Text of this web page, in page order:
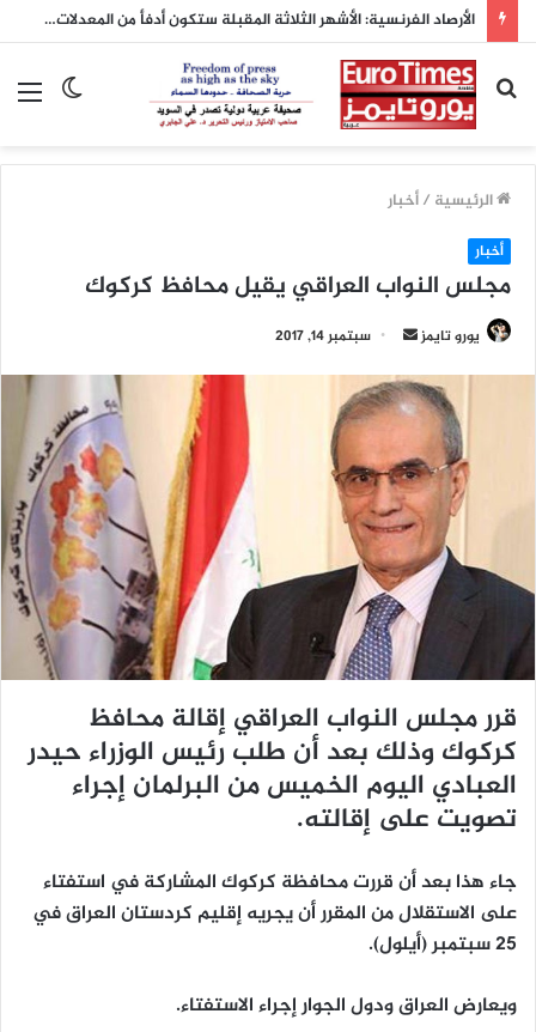
الأرصاد الفرنسية: الأشهر الثلاثة المقبلة ستكون أدفأ من المعدلات الطبيعية
الوضع
بحث
عن
الرئيسية /أخبار
أخبار
مجلس النواب العراقي يقيل محافظ كركوك
يورو تايمز
س
ل
ر
ي
د
ا
إ
ل
ت
و
ي
ا
سبتمبر 14, 2017
قرر مجلس النواب العراقي إقالة محافظ
كركوك وذلك بعد أن طلب رئيس الوزراء حيدر
العبادي اليوم الخميس من البرلمان إجراء
تصويت على إقالته.
جاء هذا بعد أن قررت محافظة كركوك المشاركة في استفتاء
على الاستقلال من المقرر أن يجريه إقليم كردستان العراق في
25 سبتمبر (أيلول).
ويعارض العراق ودول الجوار إجراء الاستفتاء.